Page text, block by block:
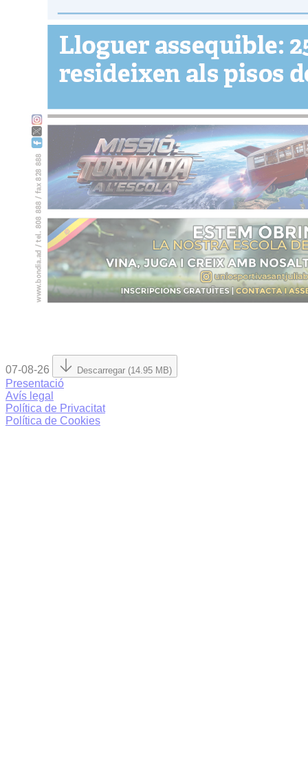
07-08-26 Descarregar (14.95 MB)
Presentació
Avís legal
Política de Privacitat
Política de Cookies